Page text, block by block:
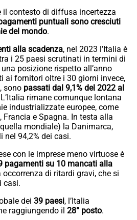
il contesto di diffusa incertezza
puntuali sono cresciuti
del mondo.
alla scadenza, nel 2023 l’Italia è
i 25 paesi scrutinati in termini di
posizione rispetto all’anno
ai fornitori oltre i 30 giorni invece,
sono passati dal 9,1% del 2022 al
rimane comunque lontana
industrializzate europee, come
Francia e Spagna. In testa alla
mondiale) la Danimarca,
94,2% dei casi.
con le imprese meno virtuose è
pagamenti su 10 mancati alla
occorrenza di ritardi gravi, che si
casi.
dei 39 paesi, l’Italia
raggiungendo il 28° posto.